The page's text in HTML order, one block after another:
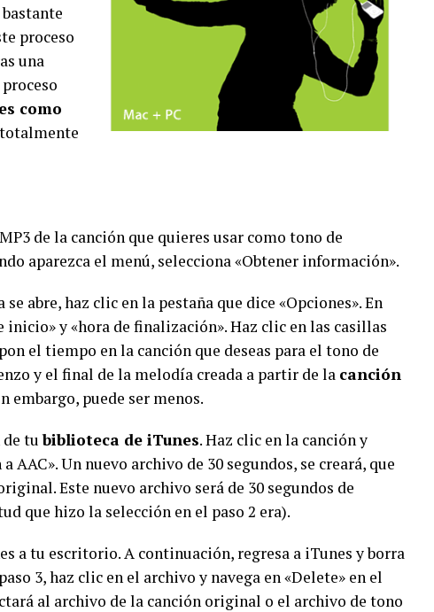
proceso
una
como
totalmente
de la canción que quieres usar como tono de
aparezca el menú, selecciona «Obtener información».
abre, haz clic en la pestaña que dice «Opciones». En
inicio» y «hora de finalización». Haz clic en las casillas
el tiempo en la canción que deseas para el tono de
y el final de la melodía creada a partir de la canción
embargo, puede ser menos.
de tubiblioteca de iTunes. Haz clic en la canción y
Un nuevo archivo de 30 segundos, se creará, que
Este nuevo archivo será de 30 segundos de
que hizo la selección en el paso 2 era).
a tu escritorio. A continuación, regresa a iTunes y borra
3, haz clic en el archivo y navega en «Delete» en el
al archivo de la canción original o el archivo de tono